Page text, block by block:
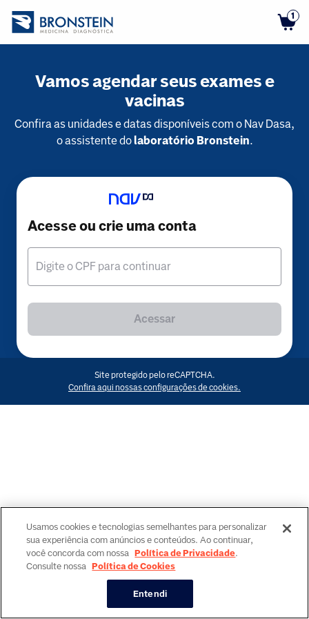
1
Vamos agendar seus exames e
vacinas
Confira as unidades e datas disponíveis com o Nav Dasa,
o assistente dolaboratório Bronstein.
Acesse ou crie uma conta
Digite o CPF para continuar
Acessar
Site protegido pelo reCAPTCHA.
Confira aqui nossas configurações de cookies.
Usamos cookies e tecnologias semelhantes para personalizar
sua experiência com anúncios e conteúdos. Ao continuar,
você concorda com nossa Política de Privacidade.
Consulte nossa Política de Cookies
Entendi